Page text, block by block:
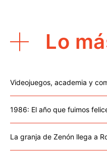
Lo
Videojuegos, academia y
1986: El año que fuimos
La granja de Zenón llega a